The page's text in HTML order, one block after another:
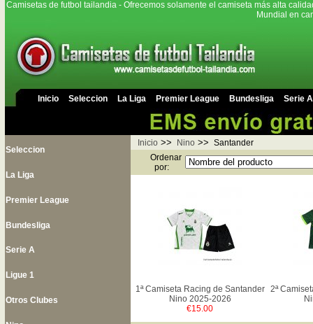
Camisetas de futbol tailandia - Ofrecemos solamente el camiseta más alta
Mundial en
Inicio Seleccion La Liga Premier League Bundesliga Serie A
Seleccion
La Liga
Premier League
Bundesliga
Serie A
Ligue 1
Otros Clubes
Inicio >> Nino >> Santander
Ordenar
por:
1ª Camiseta Racing de Santander
Nino 2025-2026
€15.00
2ª